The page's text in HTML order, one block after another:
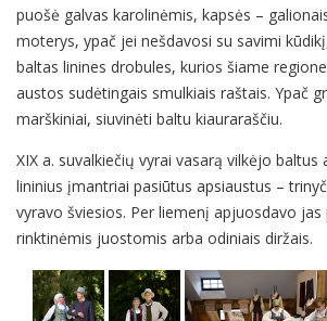
puošė galvas karolinėmis, kapsės –
moterys, ypač jei nešdavosi su savimi
baltas linines drobules, kurios šiame
austos sudėtingais smulkiais raštais. Ypač
marškiniai, siuvinėti baltu kiauraraščiu.
XIX a. suvalkiečių vyrai vasarą vilkėjo baltus
lininius įmantriai pasiūtus apsiaustus –
vyravo šviesios. Per liemenį apjuosdavo jas
rinktinėmis juostomis arba odiniais diržais.